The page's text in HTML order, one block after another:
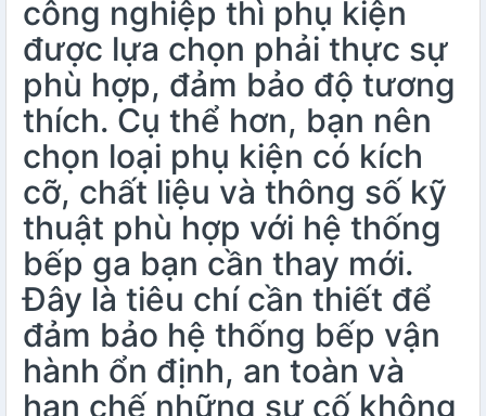
công nghiệp thì phụ kiện
được lựa chọn phải thực sự
phù hợp, đảm bảo độ tương
thích. Cụ thể hơn, bạn nên
chọn loại phụ kiện có kích
cỡ, chất liệu và thông số kỹ
thuật phù hợp với hệ thống
bếp ga bạn cần thay mới.
Đây là tiêu chí cần thiết để
đảm bảo hệ thống bếp vận
hành ổn định, an toàn và
hạn chế những sự cố không